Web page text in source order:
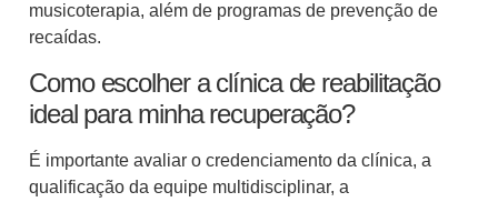
musicoterapia, além de programas de prevenção de
recaídas.
Como escolher a clínica de reabilitação
ideal para minha recuperação?
É importante avaliar o credenciamento da clínica, a
qualificação da equipe multidisciplinar, a